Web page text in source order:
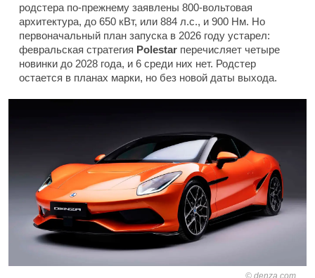
родстера по-прежнему заявлены 800-вольтовая
архитектура, до 650 кВт, или 884 л.с., и 900 Нм. Но
первоначальный план запуска в 2026 году устарел:
февральская стратегия Polestar перечисляет четыре
новинки до 2028 года, и 6 среди них нет. Родстер
остается в планах марки, но без новой даты выхода.
denza.com